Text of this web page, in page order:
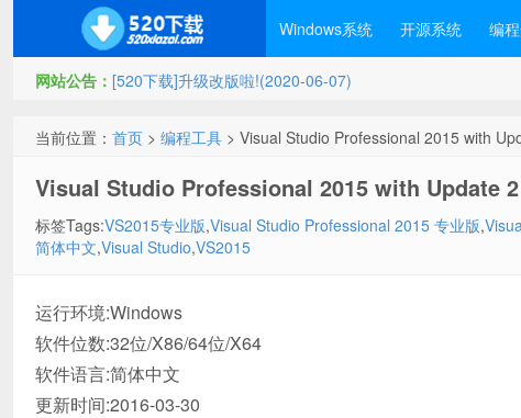
Windows系统 开源系统 编
网站公告： [520下载]升级改版啦!(2020-06-07)
当前位置： 首页 > 编程工具 > Visual Studio Professional 2015 with
Visual Studio Professional 2015 with Update 2
标签Tags:VS2015专业版,Visual Studio Professional 2015 专业版,
简体中文,Visual Studio,VS2015
运行环境:Windows
软件位数:32位/X86/64位/X64
软件语言:简体中文
更新时间:2016-03-30